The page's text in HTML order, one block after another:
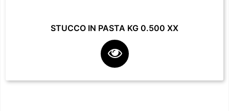
STUCCO IN PASTA KG 0.500 XX